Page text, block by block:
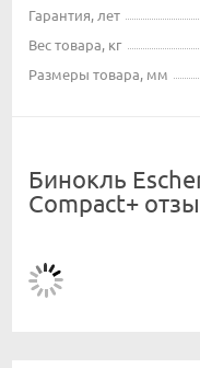
Гарантия, лет
Вес товара, кг
Размеры товара, мм
Бинокль
Compact+